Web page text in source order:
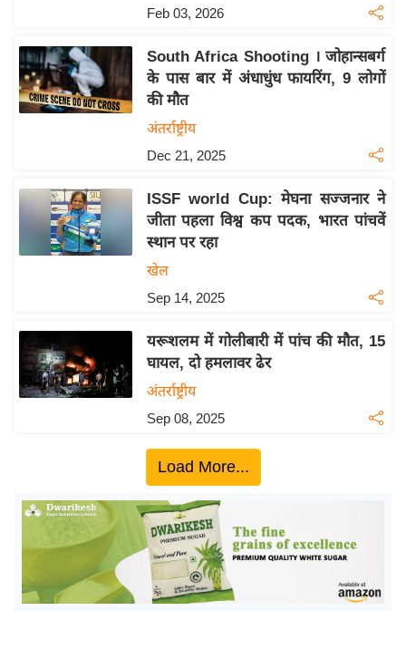
सा
ल
ल
श
ख्सि
ग
इं
डि
ज
ग
ऑ
Feb 03, 2026
South Africa Shooting । जोहान्सबर्ग
के पास बार में अंधाधुंध फायरिंग, 9 लोगों
की मौत
अंतर्राष्ट्रीय
Dec 21, 2025
ISSF world Cup: मेघना सज्जनार ने
जीता पहला विश्व कप पदक, भारत पांचवें
स्थान पर रहा
खेल
Sep 14, 2025
यरूशलम में गोलीबारी में पांच की मौत, 15
घायल, दो हमलावर ढेर
अंतर्राष्ट्रीय
Sep 08, 2025
Load More...